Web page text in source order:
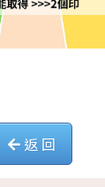
返 回